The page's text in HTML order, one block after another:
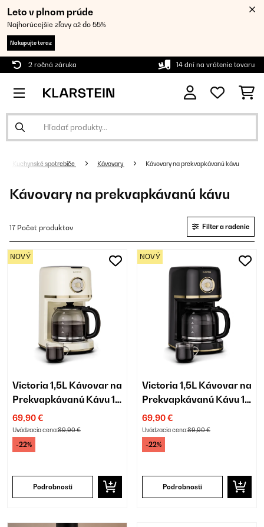
Leto v plnom prúde
Najhorúcejšie zľavy až do 55%
Nakupujte teraz
2 ročná záruka 14 dní na vrátenie tovaru
Kuchynské spotrebiče Kávovary Kávovary na prekvapkávanú kávu
Kávovary na prekvapkávanú kávu
17 Počet produktov Filter a radenie
Victoria 1,5L Kávovar na
Prekvapkávanú Kávu 12
Šálok Krémová
69,90 €
Uvádzacia cena:89,90 €
-22%
Podrobnosti
NOVÝ
Victoria 1,5L Kávovar na
Prekvapkávanú Kávu 12
Šálok Čierna
69,90 €
Uvádzacia cena:89,90 €
-22%
Podrobnosti
NOVÝ